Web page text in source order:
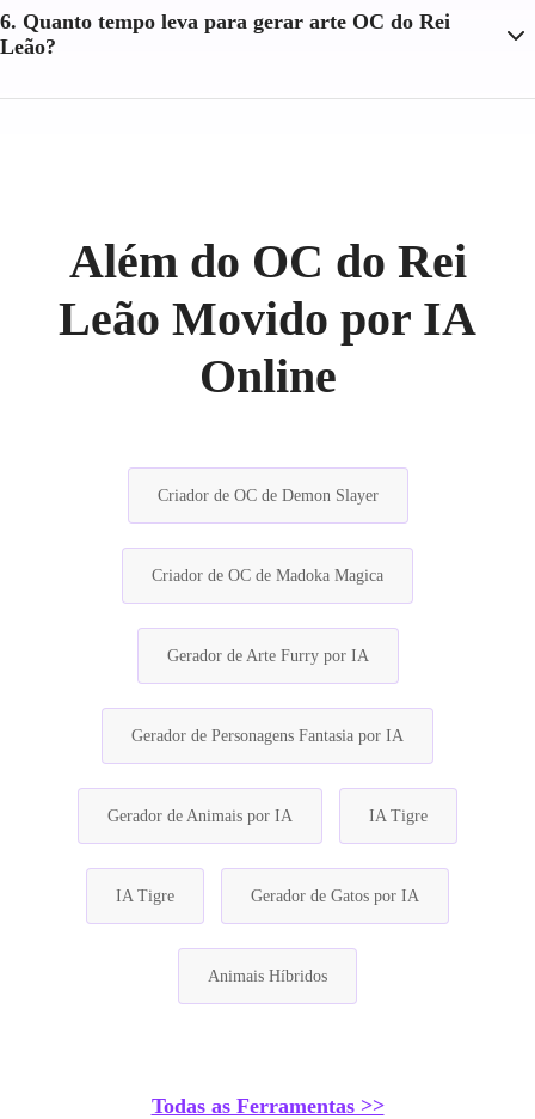
6. Quanto tempo leva para gerar arte OC do Rei
Leão?
Além do OC do Rei
Leão Movido por IA
Online
Criador de OC de Demon Slayer
Criador de OC de Madoka Magica
Gerador de Arte Furry por IA
Gerador de Personagens Fantasia por IA
Gerador de Animais por IA IA Tigre
IA Tigre Gerador de Gatos por IA
Animais Híbridos
Todas as Ferramentas >>